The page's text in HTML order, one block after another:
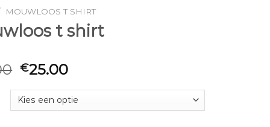
MOUWLOOS T SHIRT
t shirt
€25.00